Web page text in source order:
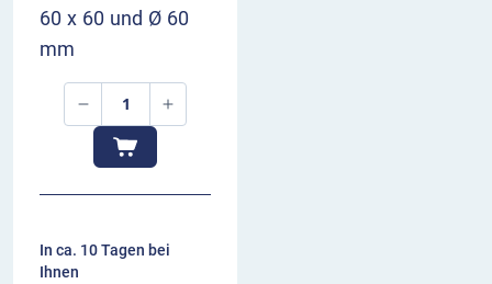
60 x 60 und Ø 60
mm
In ca. 10 Tagen bei
Ihnen